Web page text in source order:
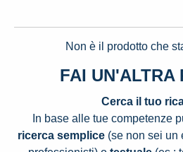
Non è il prodotto che
FAI UN'ALTRA
Cerca il tuo
In base alle tue competenze
ricerca semplice (se non sei un